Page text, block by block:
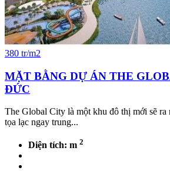
380 tr/m2
MẶT BẰNG DỰ ÁN THE
ĐỨC
The Global City là một khu đô thị mới sẽ ra
tọa lạc ngay trung...
Diện tích: m 2